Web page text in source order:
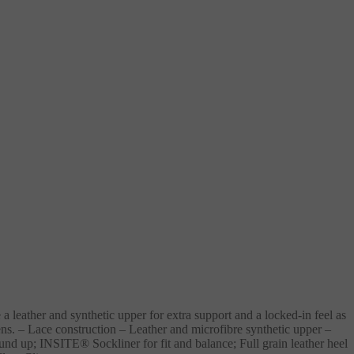
and synthetic upper for extra support and a locked-in feel as
– Lace construction – Leather and microfibre synthetic upper –
up; INSITE® Sockliner for fit and balance; Full grain leather heel